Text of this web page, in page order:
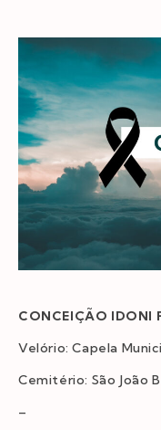
CONCEIÇÃO IDONI
Velório: Capela
Cemitério: São João
–